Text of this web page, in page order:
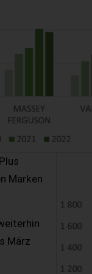
Marken
März